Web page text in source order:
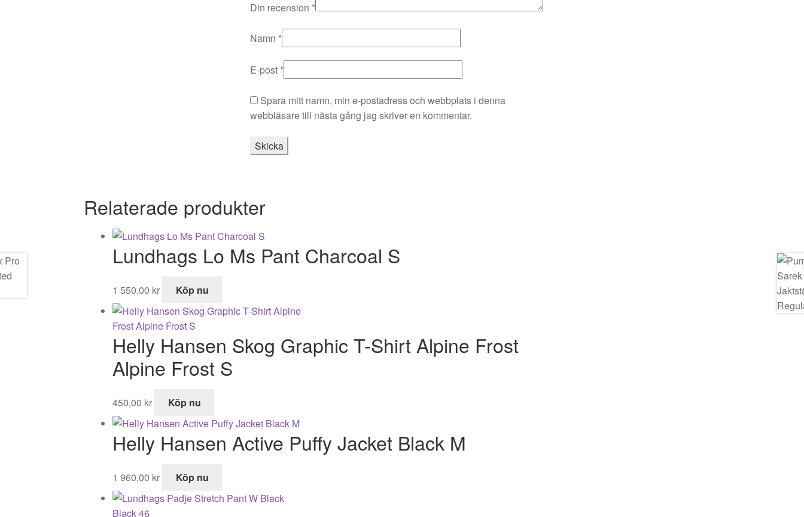
Din recension *
Namn *
E-post *
Spara mitt namn, min e-postadress och webbplats i denna
webbläsare till nästa gång jag skriver en kommentar.
Relaterade produkter
Lundhags Lo Ms Pant Charcoal S
1 550,00 kr Köp nu
Helly Hansen Skog Graphic T-Shirt Alpine Frost
Alpine Frost S
450,00 kr Köp nu
Helly Hansen Active Puffy Jacket Black M
1 960,00 kr Köp nu